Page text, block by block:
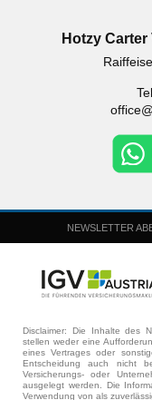
Hotzy
NEWSLETTER
Disclaimer: Die Inhalte des
stellen weder eine
eines Vertrages oder
Entscheidung auch nicht
Versicherungs- oder
ausgelegt werden. Die
Verwendung von als